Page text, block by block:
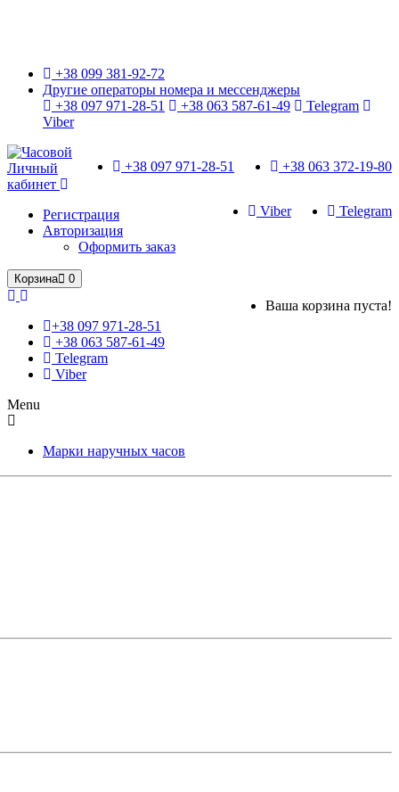
+38 099 381-92-72
Другие операторы номера и мессенджеры
+38 097 971-28-51
+38 063 587-61-49
Telegram
Viber
+38 063 372-19-80
+38 097 971-28-51
Telegram
Viber
Личный
кабинет
Регистрация
Авторизация
Оформить заказ
Корзина 0
Ваша корзина пуста!
+38 097 971-28-51
+38 063 587-61-49
Telegram
Viber
Menu
Марки наручных часов